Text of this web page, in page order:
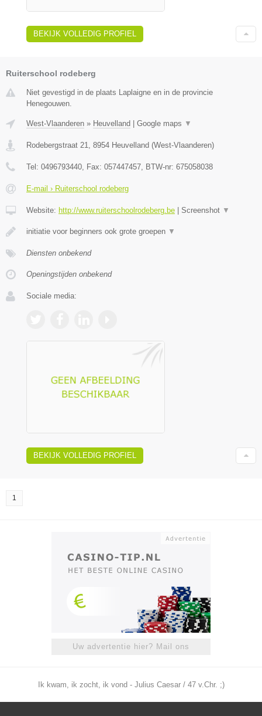
BEKIJK VOLLEDIG PROFIEL
Ruiterschool rodeberg
Niet gevestigd in de plaats Laplaigne en in de provincie
Henegouwen.
West-Vlaanderen » Heuvelland | Google maps ▼
Rodebergstraat 21 8954 Heuvelland (West-Vlaanderen)
Tel: 0496793440 , Fax: 057447457 , BTW-nr: 675058038
E-mail › Ruiterschool rodeberg
Website: http://www.ruiterschoolrodeberg.be | Screenshot ▼
initiatie voor beginners ook grote groepen ▼
Diensten onbekend
Openingstijden onbekend
Sociale media:
BEKIJK VOLLEDIG PROFIEL
1
Uw advertentie hier? Mail ons
Ik kwam, ik zocht, ik vond - Julius Caesar / 47 v.Chr. ;)